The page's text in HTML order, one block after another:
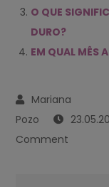
O QUE
DURO?
EM QUAL MÊS
Comment